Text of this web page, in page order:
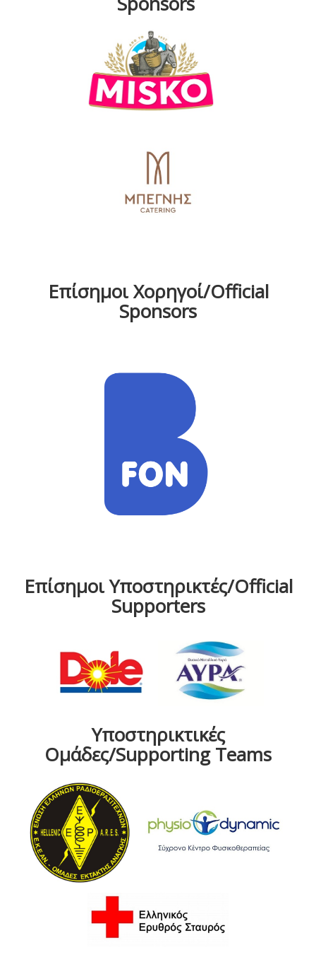
Επίσημοι Χορηγοί/Official
Sponsors
Επίσημοι Υποστηρικτές/Official
Supporters
Υποστηρικτικές
Ομάδες/Supporting Teams